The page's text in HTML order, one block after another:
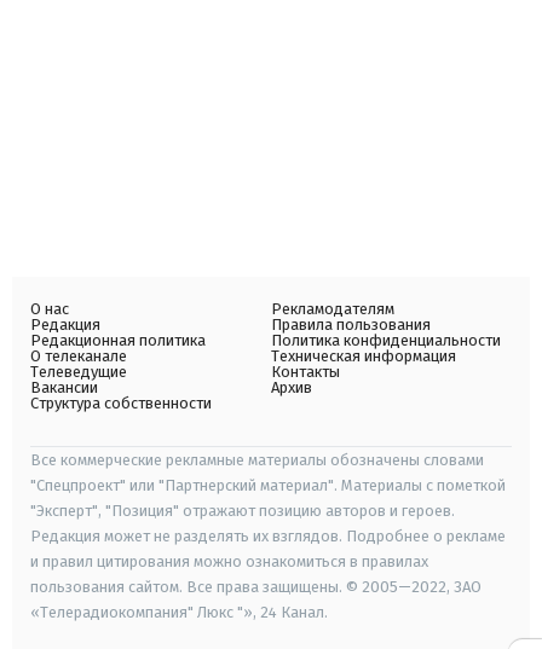
О нас
Редакция
Редакционная политика
О телеканале
Телеведущие
Вакансии
Структура собственности
Рекламодателям
Правила пользования
Политика конфиденциальности
Техническая информация
Контакты
Архив
Все коммерческие рекламные материалы обозначены словами
"Спецпроект" или "Партнерский материал". Материалы с пометкой
"Эксперт", "Позиция" отражают позицию авторов и героев.
Редакция может не разделять их взглядов. Подробнее о рекламе
и правил цитирования можно ознакомиться в правилах
пользования сайтом. Все права защищены. © 2005—2022, ЗАО
«Телерадиокомпания" Люкс "», 24 Канал.